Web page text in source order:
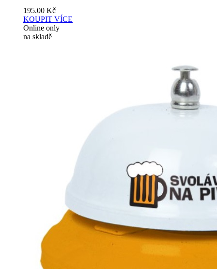
195.00 Kč
KOUPIT VÍCE
Online only
na skladě